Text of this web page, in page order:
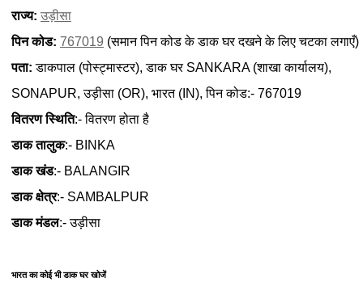
राज्य: उड़ीसा
पिन कोड: 767019 (समान पिन कोड के डाक घर दखने के लिए चटका लगाएँ)
पता: डाकपाल (पोस्ट्मास्टर), डाक घर SANKARA (शाखा कार्यालय),
SONAPUR, उड़ीसा (OR), भारत (IN), पिन कोड:- 767019
वितरण स्थिति:- वितरण होता है
डाक तालुक:- BINKA
डाक खंड:- BALANGIR
डाक क्षेत्र:- SAMBALPUR
डाक मंडल:- उड़ीसा
भारत का कोई भी डाक घर खोजें